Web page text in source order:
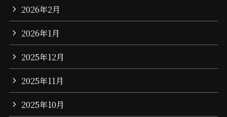
2026年2月
2026年1月
2025年12月
2025年11月
2025年10月